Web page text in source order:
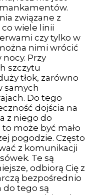
związane z
co wiele linii
czy tylko w
nimi wrócić
Przy
szczytu
tłok, zarówno
samych
Do tego
dojścia na
z niego do
może być mało
pogodzie. Często
z komunikacji
Te są
odbiorą Cię z
bezpośrednio
do tego są